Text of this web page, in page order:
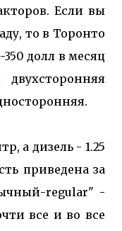
Если вы
то в Торонто
долл в месяц
а дизель - 1.25
приведена за
regular" -
все и во все